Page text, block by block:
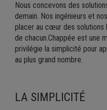
Nous concevons des
demain. Nos ingénieurs et
placer au cœur des
de chacun.Chappée est une
privilégie la simplicité pour
au plus grand nombre.
LA SIMPLICITÉ